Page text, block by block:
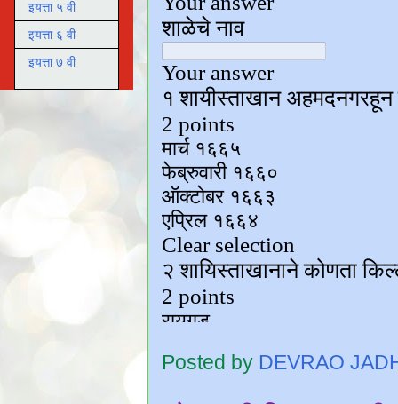
Posted by DEVRAO
इयत्ता ५ वी
इयत्ता ६ वी
इयत्ता ७ वी